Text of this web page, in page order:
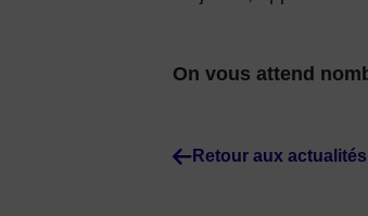
On vous attend
Retour aux actualités